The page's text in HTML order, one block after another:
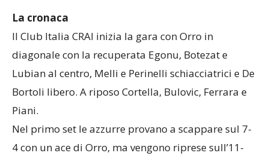
La cronaca
Il Club Italia CRAI inizia la gara con Orro in
diagonale con la recuperata Egonu, Botezat e
Lubian al centro, Melli e Perinelli schiacciatrici e De
Bortoli libero. A riposo Cortella, Bulovic, Ferrara e
Piani.
Nel primo set le azzurre provano a scappare sul 7-
4 con un ace di Orro, ma vengono riprese sull’11-